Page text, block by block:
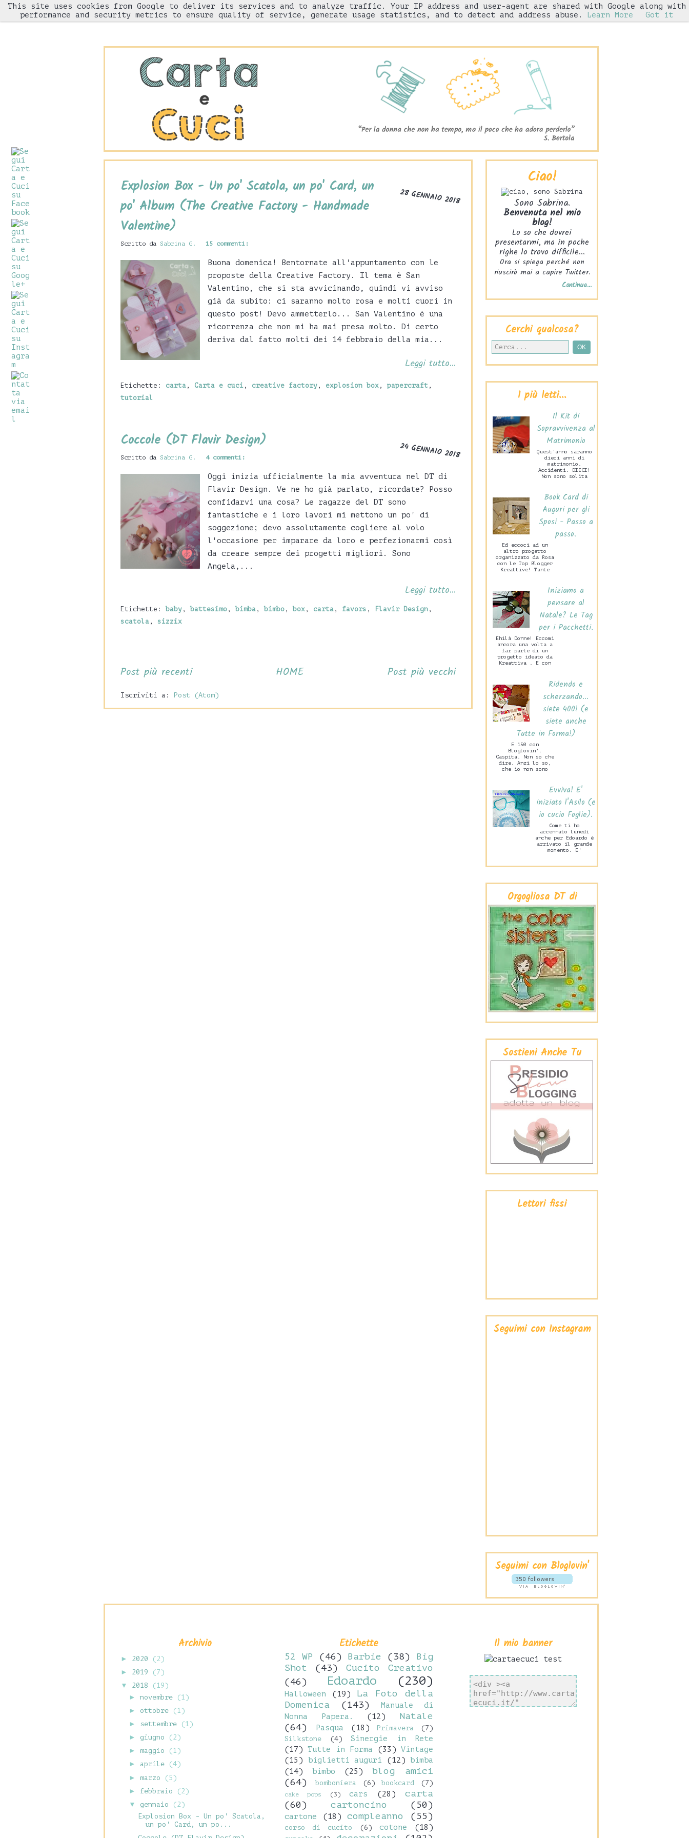
HOME Chi sono "Come l'ho fatto" Gnam! Iniziative
28 GENNAIO 2018
Explosion Box - Un po' Scatola, un po' Card, un
po' Album (The Creative Factory - Handmade
Valentine)
Scritto da Sabrina G. 15 commenti:
Buona domenica! Bentornate all'appuntamento con le
proposte della Creative Factory. Il tema è San
Valentino, che si sta avvicinando, quindi vi avviso
già da subito: ci saranno molto rosa e molti cuori in
questo post! Devo ammetterlo... San Valentino è una
ricorrenza che non mi ha mai presa molto. Di certo
deriva dal fatto molti dei 14 febbraio della mia...
Leggi tutto...
Etichette: carta , Carta e cuci , creative factory , explosion box , papercraft ,
tutorial
24 GENNAIO 2018
Coccole (DT Flavir Design)
Scritto da Sabrina G. 4 commenti:
Oggi inizia ufficialmente la mia avventura nel DT di
Flavir Design. Ve ne ho già parlato, ricordate? Posso
confidarvi una cosa? Le ragazze del DT sono
fantastiche e i loro lavori mi mettono un po' di
soggezione; devo assolutamente cogliere al volo
l'occasione per imparare da loro e perfezionarmi così
da creare sempre dei progetti migliori. Sono
Angela,...
Leggi tutto...
Etichette: baby , battesimo , bimba , bimbo , box , carta , favors , Flavir Design ,
scatola , sizzix
Post più recenti Post più vecchi
HOME
Iscriviti a: Post (Atom)
Ciao!
Sono Sabrina.
Benvenuta nel mio
blog!
Lo so che dovrei
presentarmi, ma in poche
righe lo trovo difficile...
Ora si spiega perché non
riuscirò mai a capire Twitter.
Continua...
Cerchi qualcosa?
I più letti...
Il Kit di
Sopravvivenza al
Matrimonio
Quest'anno saranno
dieci anni di
matrimonio.
Accidenti. DIECI!
Non sono solita
Valentino, mio
marito c...
Book Card di
Auguri per gli
Sposi - Passo a
passo.
Ed eccoci ad un
altro progetto
organizzato da Rosa
con le Top Blogger
Kreattive! Tante
sarann...
Iniziamo a
pensare al
Natale? Le Tag
per i Pacchetti.
Ehilà Donne! Eccomi
ancora una volta a
far parte di un
progetto ideato da
Kreattiva . E con
Ridendo e
scherzando...
siete 400! (e
siete anche
Tutte in Forma!)
E 150 con
Bloglovin'.
Caspita. Non so che
dire. Anzi lo so,
che io non sono
ta...
Evviva! E'
iniziato l'Asilo (e
io cucio Foglie).
Come ti ho
accennato lunedì
anche per Edoardo è
arrivato il grande
momento. E'
mercoledì pome...
Orgogliosa DT di
Sostieni Anche Tu
Lettori fissi
Seguimi con Instagram
Seguimi con Bloglovin'
Archivio
► 2020
(2)
►
2019
(7)
▼ 2018
(19)
►novembre
(1)
► ottobre
(1)
►
settembre
(1)
► giugno
(2)
► maggio
(1)
► aprile
(4)
► marzo
(5)
► febbraio
(2)
▼ gennaio
(2)
Explosion Box - Un po' Scatola,
un po' Card, un po...
Etichette
52 WP (46) Barbie (38)
Big
Shot
(43)
Cucito Creativo
(46)
Edoardo (230)
Halloween (19)
La Foto della
Domenica
(143)
Manuale di
Nonna Papera.
(12)
Natale
(64)
Pasqua (18) Primavera
(7)
Silkstone
(4)
Sinergie in Rete
(17)
Tutte in Forma (33) Vintage
(15)
biglietti auguri (12) bimba
(14)
bimbo (25)
blog amici
(64)
bomboniera (6) bookcard (7)
cake pops (3) cars (28)
carta
(60)
cartoncino (50)
cartone (18) compleanno (55)
corso di cucito (6) cotone (18)
Il mio banner
This site uses cookies from Google to deliver its services and to analyze traffic. Your IP address and user-agent are shared with Google along with
performance and security metrics to ensure quality of service, generate usage statistics, and to detect and address abuse.
Learn More Got it